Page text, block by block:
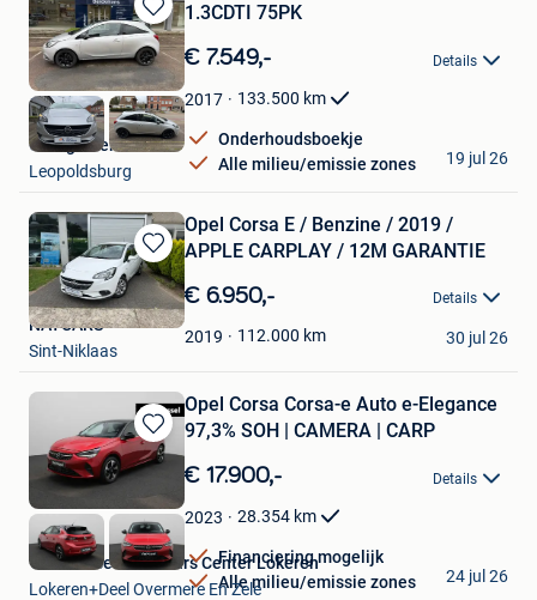
Bewaren
in
Mijn
Favorieten
1.3CDTI 75PK
€ 7.549,- Details
2017 133.500 km
Onderhoudsboekje
Alle milieu/emissie zones
Garage Berckmans
Leopoldsburg
19 jul 26
Bewaren
in
Mijn
Favorieten
Opel Corsa E / Benzine / 2019 /
APPLE CARPLAY / 12M GARANTIE
€ 6.950,- Details
2019 112.000 km
NAYCARS
Sint-Niklaas
30 jul 26
Bewaren
in
Favorieten
Opel Corsa Corsa-e Auto e-Elegance
97,3% SOH | CAMERA | CARP
€ 17.900,- Details
2023 28.354 km
Financiering mogelijk
Alle milieu/emissie zones
Van Mossel Used Cars Center Lokeren
Lokeren+Deel Overmere En Zele
24 jul 26